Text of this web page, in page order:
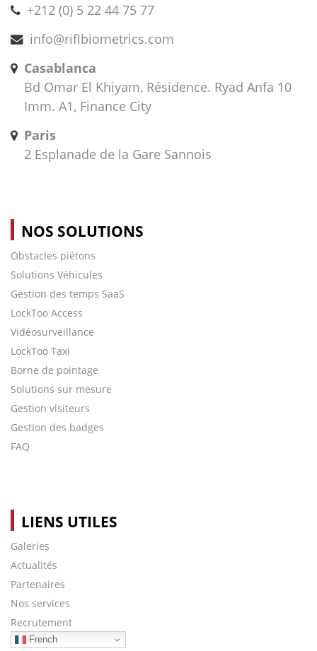
+212 (0) 5 22 44 75 77
info@riflbiometrics.com
Casablanca
Bd Omar El Khiyam, Résidence. Ryad Anfa 10
Imm. A1, Finance City
Paris
2 Esplanade de la Gare Sannois
NOS SOLUTIONS
Obstacles piétons
Solutions Véhicules
Gestion des temps SaaS
LockToo Access
Vidéosurveillance
LockToo Taxi
Borne de pointage
Solutions sur mesure
Gestion visiteurs
Gestion des badges
FAQ
LIENS UTILES
Galeries
Actualités
Partenaires
Nos services
Recrutement
French